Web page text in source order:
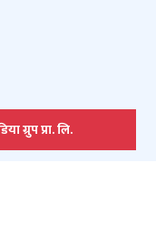
ग्रुप प्रा. लि.